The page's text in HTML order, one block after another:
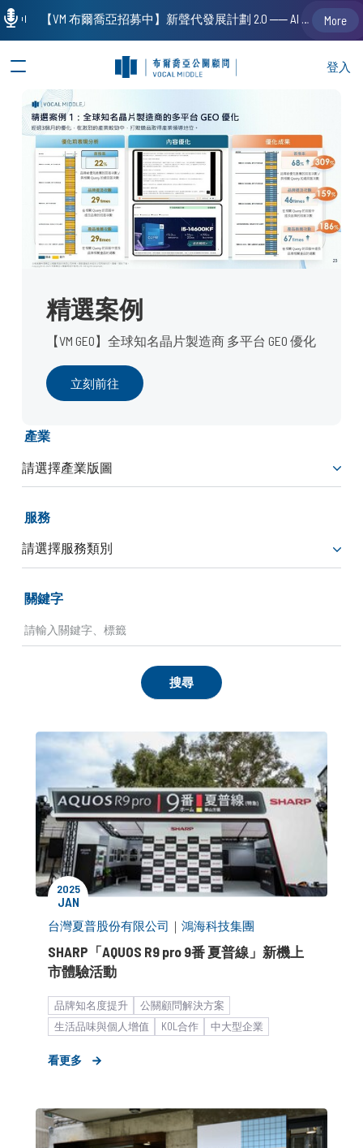
登入
精選案例
【VM GEO】全球知名晶片製造商 多平台 GEO 優化
立刻前往
產業
服務
關鍵字
2025
JAN
台灣夏普股份有限公司 ｜ 鴻海科技集團
SHARP「AQUOS R9 pro 9番 夏普線」新機上
市體驗活動
品牌知名度提升
公關顧問解決方案
生活品味與個人增值
KOL合作
中大型企業
品牌建立與維護
看更多
【VM 布爾喬亞招募中】新聲代發展計劃 2.0 ── AI PR 人才加速養成計劃（歡迎「應屆畢業生」、「一年以下相關 / 三年以下非相關經驗工作者」申請加入） More